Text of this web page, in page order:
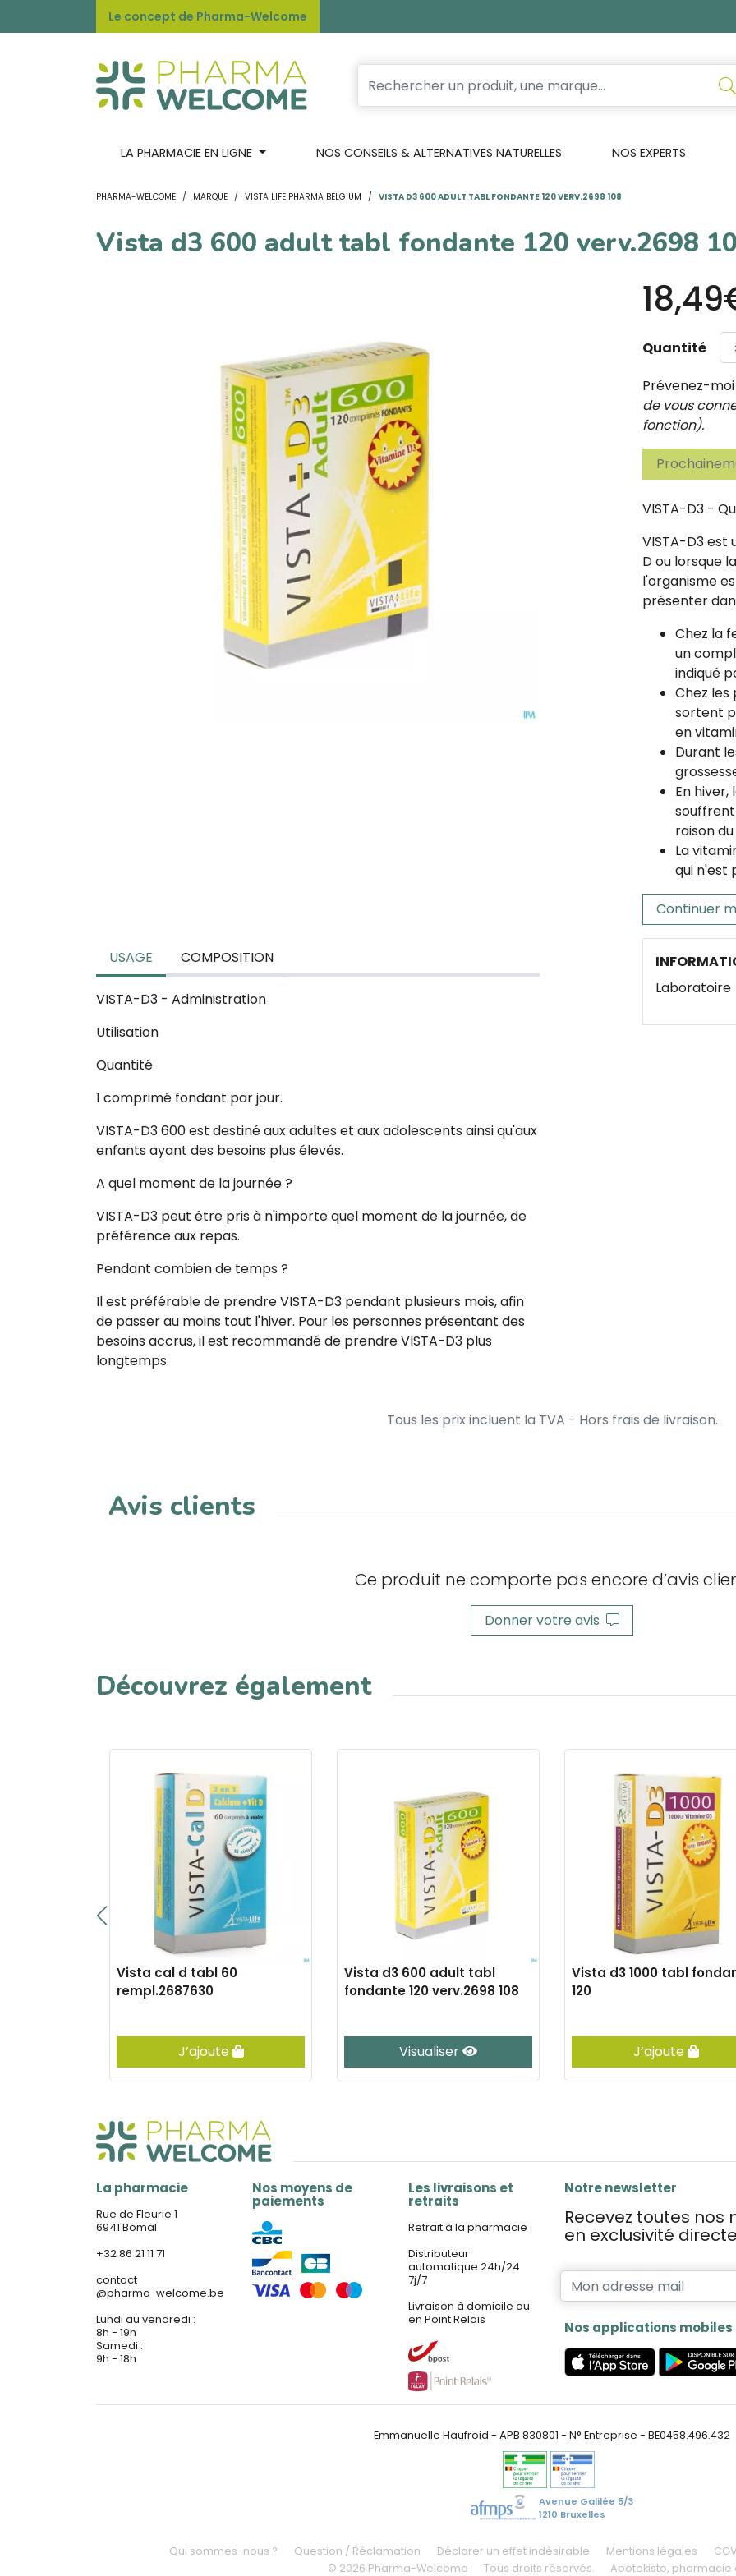
Le concept de Pharma-Welcome
LA PHARMACIE EN LIGNE NOS CONSEILS & ALTERNATIVES NATURELLES NOS EXPERTS
PHARMA-WELCOME MARQUE VISTA LIFE PHARMA BELGIUM VISTA D3 600 ADULT TABL FONDANTE 120 VERV.2698 108
Vista d3 600 adult tabl fondante 120 verv.2698
Quantité
Prévenez-
de vous
fonction).
VISTA-D3 -
VISTA-D3 est
D ou lorsque
l'organisme
présenter
Chez la
un
indiqué
Chez les
sortent
en
Durant
En
raison
La
qui n'est
Continuer
USAGE COMPOSITION
VISTA-D3 - Administration
Utilisation
Quantité
1 comprimé fondant par jour.
VISTA-D3 600 est destiné aux adultes et aux adolescents ainsi qu'aux
enfants ayant des besoins plus élevés.
A quel moment de la journée ?
VISTA-D3 peut être pris à n'importe quel moment de la journée, de
préférence aux repas.
Pendant combien de temps ?
Il est préférable de prendre VISTA-D3 pendant plusieurs mois, afin
de passer au moins tout l'hiver. Pour les personnes présentant des
besoins accrus, il est recommandé de prendre VISTA-D3 plus
longtemps.
Laboratoire
Tous les prix incluent la TVA - Hors frais de livraison.
Avis clients
Ce produit ne comporte pas encore d’avis
Donner votre avis
Découvrez également
Vista cal d tabl 60
rempl.2687630
J’ajoute
Vista d3 600 adult tabl
fondante 120 verv.2698 108
Visualiser
Vista d3 1000 tabl
120
J’ajoute
La pharmacie
Rue de Fleurie 1
6941 Bomal
+32 86 21 11 71
contact
@pharma-welcome.be
Lundi au vendredi :
8h - 19h
Samedi :
9h - 18h
Nos moyens de
paiements
Les livraisons et
retraits
Retrait à la pharmacie
Distributeur
automatique 24h/24
7j/7
Livraison à domicile ou
en Point Relais
Notre newsletter
Recevez toutes
en exclusivité
Nos applications mobiles
Emmanuelle Haufroid - APB 830801 - N° Entreprise - BE0458.496.432
Avenue Galilée 5/3
1210 Bruxelles
Qui sommes-nous ? Question / Réclamation Déclarer un effet indésirable Mentions légales
© 2026 Pharma-Welcome
Tous droits réservés. Apotekisto, pharmacie